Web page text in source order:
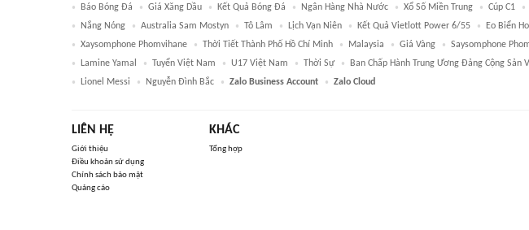
Báo Bóng Đá
Giá Xăng Dầu Kết Quả Bóng Đá Ngân Hàng Nhà Nước Xổ Số Miền Trung Cúp C1
Nắng Nóng
Australia Sam Mostyn Tô Lâm Lịch Vạn Niên Kết Quả Vietlott Power 6/55 Eo Biển
Xaysomphone Phomvihane
Thời Tiết Thành Phố Hồ Chí Minh Malaysia Giá Vàng Saysomphone
Lamine Yamal
Tuyển Việt Nam U17 Việt Nam Thời Sự Ban Chấp Hành Trung Ương Đảng Cộng Sản
Lionel Messi
Nguyễn Đình Bắc Zalo Business Account Zalo Cloud
LIÊN HỆ
Giới thiệu
Điều khoản sử dụng
Chính sách bảo mật
Quảng cáo
KHÁC
Tổng hợp